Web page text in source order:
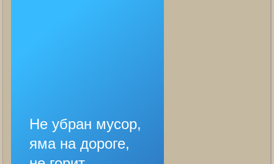
Не убран мусор,
яма на дороге,